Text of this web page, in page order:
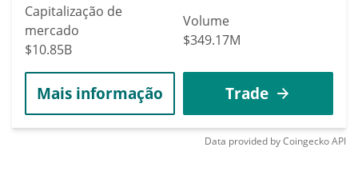
Capitalização de
mercado
$10.85B
Volume
$349.17M
Mais informação Trade
Data provided byCoingeckoAPI